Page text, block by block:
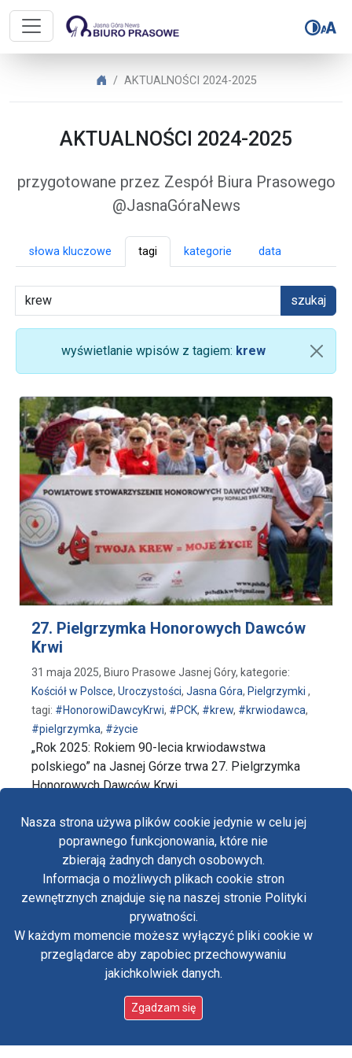
Nasza strona używa plików cookie jedynie w celu jej
poprawnego funkcjonowania, które nie
zbierają żadnych danych osobowych.
Informacja o możliwych plikach cookie stron
zewnętrznych znajduje się na naszej stronie Polityki
prywatności.
W każdym momencie możesz wyłączyć pliki cookie w
przeglądarce aby zapobiec przechowywaniu
jakichkolwiek danych.
Zgadzam się
Biuro Prasowe Jasnej Góry –
Biuro Prasowe Jasnej Góry
AKTUALNOŚCI 2024-2025
AKTUALNOŚCI 2024-2025
przygotowane przez Zespół Biura Prasowego
@JasnaGóraNews
słowa kluczowe tagi kategorie data
szukaj
wyświetlanie wpisów z tagiem: krew
27. Pielgrzymka Honorowych Dawców
Krwi
31 maja 2025, Biuro Prasowe Jasnej Góry, kategorie:
Kościół w Polsce, Uroczystości, Jasna Góra, Pielgrzymki ,
tagi: #HonorowiDawcyKrwi, #PCK, #krew, #krwiodawca,
#pielgrzymka, #życie
„Rok 2025: Rokiem 90-lecia krwiodawstwa
polskiego” na Jasnej Górze trwa 27. Pielgrzymka
Honorowych Dawców Krwi. …
czytaj dalej… wpis 27. Pielgrzymka Honorowych Dawców Krwi
Polityka prywatności
Oświadczenie o dostępności
Standardy ochrony małoletnich w klasztorze OO.